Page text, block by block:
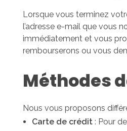
Lorsque vous terminez
l’adresse e-mail que vous
immédiatement et vous
rembourserons ou vous
Méthodes
Nous vous proposons
Carte de crédit: Pour